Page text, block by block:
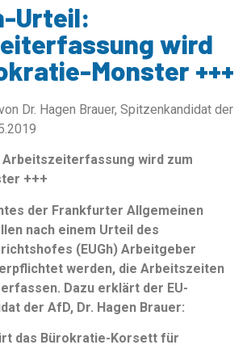
Urteil:
wird
Monster +++
Dr. Hagen Brauer, Spitzenkandidat der
Arbeitszeiterfassung wird zum
+++
der Frankfurter Allgemeinen
nach einem Urteil des
(EUGh) Arbeitgeber
werden, die Arbeitszeiten
Dazu erklärt der EU-
der AfD, Dr. Hagen Brauer:
das Bürokratie-Korsett für